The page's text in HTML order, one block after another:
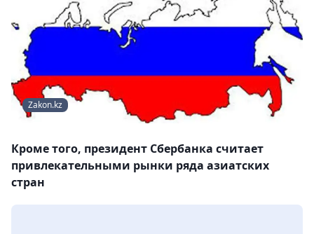
Zakon.kz
Кроме того, президент Сбербанка считает
привлекательными рынки ряда азиатских
стран